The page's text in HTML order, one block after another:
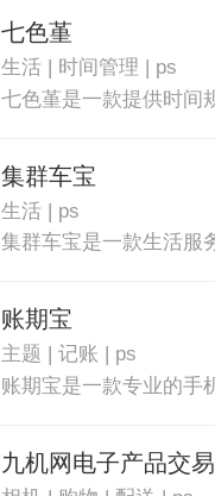
七色堇
生活 时间管理
ps
集群车宝
生活 | ps
账期宝
主题 |记账 | ps
九机网电子产品交易